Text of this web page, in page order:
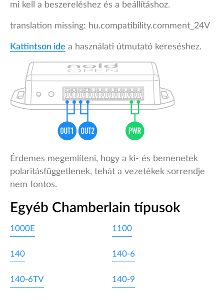
mi kell a beszereléshez és a beállításhoz.
translation missing: hu.compatibility.comment_24V
Kattintson ide a használati útmutató kereséshez.
Érdemes megemlíteni, hogy a ki- és bemenetek
polaritásfüggetlenek, tehát a vezetékek sorrendje
nem fontos.
Egyéb Chamberlain típusok
1000E 1100
140 140-6
140-6TV 140-9